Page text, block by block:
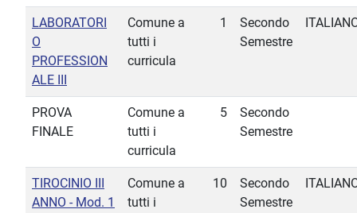
LABORATORI
O
PROFESSION
ALE III
Comune a
tutti i
curricula
1
Secondo
Semestre
PROVA
FINALE
Comune a
tutti i
curricula
5
Secondo
Semestre
TIROCINIO III
ANNO - Mod. 1
Comune a
tutti i
10
Secondo
Semestre